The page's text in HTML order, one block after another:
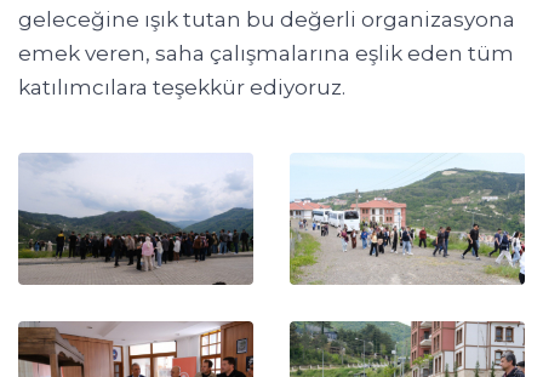
geleceğine ışık tutan bu değerli organizasyona
emek veren, saha çalışmalarına eşlik eden tüm
katılımcılara teşekkür ediyoruz.